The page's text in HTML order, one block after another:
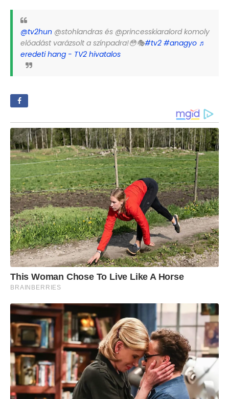
@tv2hun @stohlandras és @princesskiaralord komoly
előadást varázsolt a színpadra!😳🎭#tv2 #anagyo ♬
eredeti hang - TV2 hivatalos